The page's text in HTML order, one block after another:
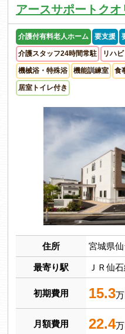
アースサポートク
介護付有料老人ホーム 要支援
介護スタッフ24時間常駐 リハ
機械浴・特殊浴 機能訓練室 食
居室トイレ付き
住所 宮城県
最寄り駅 ＪＲ仙
初期費用 15.3
月額費用 22.4